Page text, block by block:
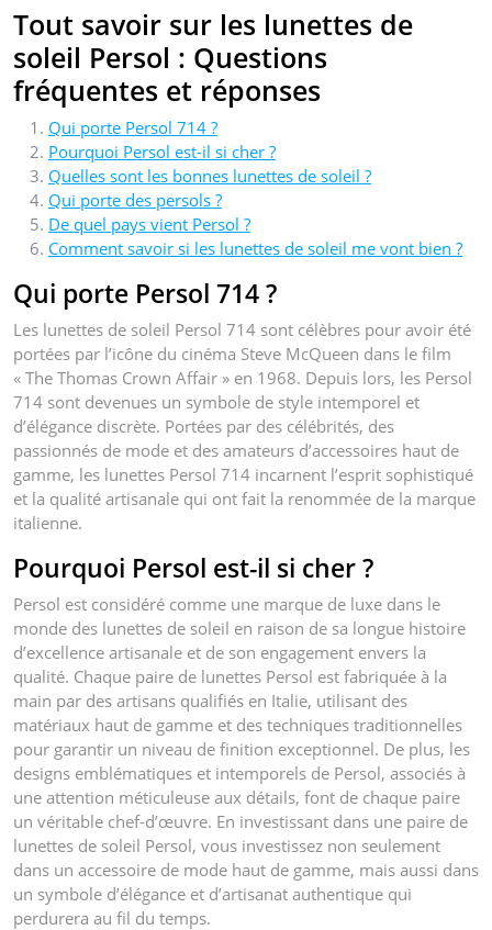
Tout savoir sur les lunettes de
soleil Persol : Questions
fréquentes et réponses
Qui porte Persol 714 ?
Pourquoi Persol est-il si cher ?
Quelles sont les bonnes lunettes de soleil ?
Qui porte des persols ?
De quel pays vient Persol ?
Comment savoir si les lunettes de soleil me vont bien ?
Qui porte Persol 714 ?
Les lunettes de soleil Persol 714 sont célèbres pour avoir été
portées par l’icône du cinéma Steve McQueen dans le film
« The Thomas Crown Affair » en 1968. Depuis lors, les Persol
714 sont devenues un symbole de style intemporel et
d’élégance discrète. Portées par des célébrités, des
passionnés de mode et des amateurs d’accessoires haut de
gamme, les lunettes Persol 714 incarnent l’esprit sophistiqué
et la qualité artisanale qui ont fait la renommée de la marque
italienne.
Pourquoi Persol est-il si cher ?
Persol est considéré comme une marque de luxe dans le
monde des lunettes de soleil en raison de sa longue histoire
d’excellence artisanale et de son engagement envers la
qualité. Chaque paire de lunettes Persol est fabriquée à la
main par des artisans qualifiés en Italie, utilisant des
matériaux haut de gamme et des techniques traditionnelles
pour garantir un niveau de finition exceptionnel. De plus, les
designs emblématiques et intemporels de Persol, associés à
une attention méticuleuse aux détails, font de chaque paire
un véritable chef-d’œuvre. En investissant dans une paire de
lunettes de soleil Persol, vous investissez non seulement
dans un accessoire de mode haut de gamme, mais aussi dans
un symbole d’élégance et d’artisanat authentique qui
perdurera au fil du temps.